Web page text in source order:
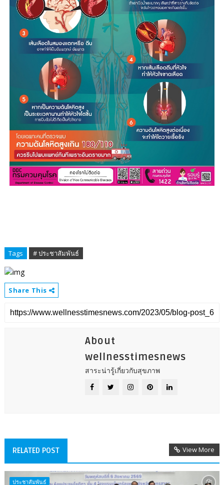
Tags # ประชาสัมพันธ์
Share This
About
wellnesstimesnews
สาระน่ารู้เกี่ยวกับสุขภาพ
RELATED POST View More
ประชาสัมพันธ์